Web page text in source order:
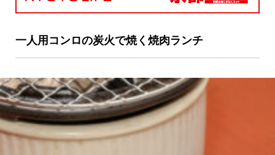
SERIES
カレーが好き
京都おやつクラブ
私と店のはなし
一人用コンロの炭火で焼く焼肉ランチ